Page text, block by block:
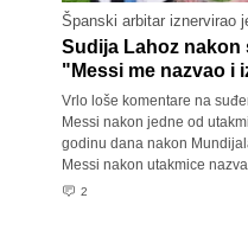
Španski arbitar iznervirao
Sudija Lahoz
"Messi me nazvao i
Vrlo loše komentare na
Messi nakon jedne od
godinu dana nakon
Messi nakon utakmice
2